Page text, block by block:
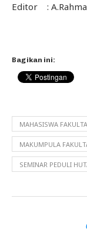
Editor :
Bagikan ini:
MAHASISWA
MAKUMPULA
SEMINAR PEDULI